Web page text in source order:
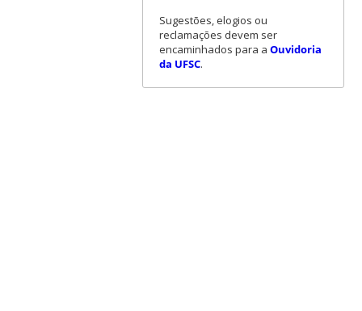
Sugestões, elogios ou
reclamações devem ser
encaminhados para a Ouvidoria
da UFSC.